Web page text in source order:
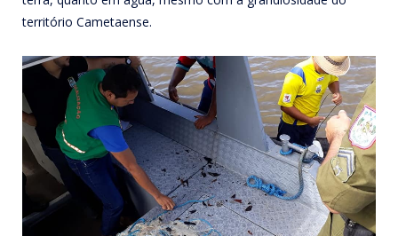
território Cametaense.